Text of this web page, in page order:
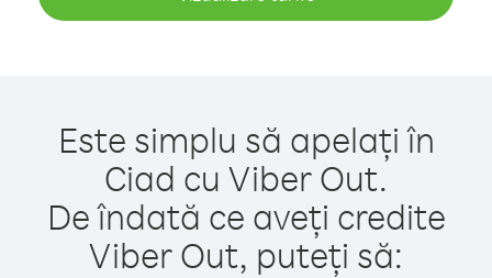
Este simplu să apelați în
Ciad cu Viber Out.
De îndată ce aveți credite
Viber Out, puteți să: